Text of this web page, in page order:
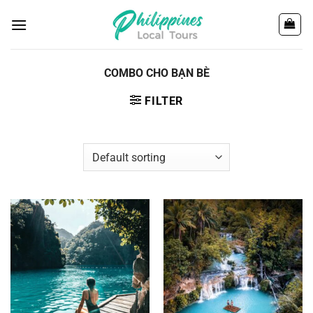
đến
COMBO CHO BẠN BÈ
FILTER